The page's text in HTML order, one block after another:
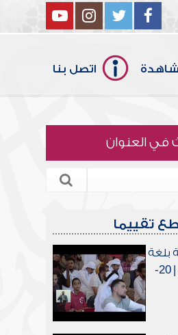
اتصل بنا
في العنوان
تقييما
بلغة
الإشارة للصم | 20-